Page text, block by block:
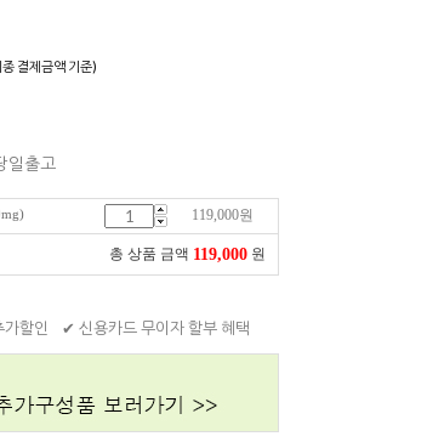
결제금액 기준)
일출고
119,000원
총 상품 금액 119,000 원
할인 ✔ 신용카드 무이자 할부 혜택